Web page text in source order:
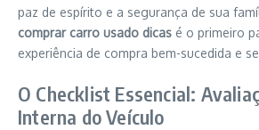
paz de espírito e a segurança de sua
comprar carro usado dicas é o primeiro
experiência de compra bem-sucedida e
O Checklist Essencial:
Interna do Veículo